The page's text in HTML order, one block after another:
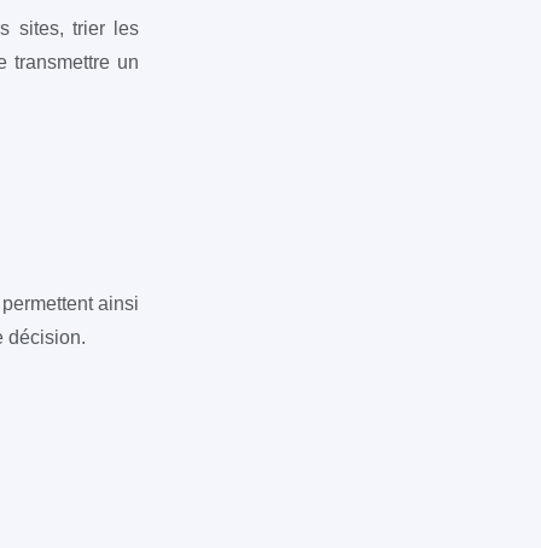
sites, trier les
transmettre un
ainsi
décision.